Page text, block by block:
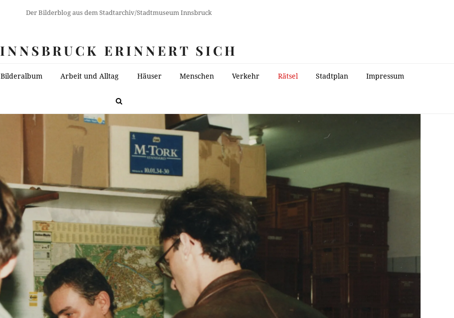
Der Bilderblog aus dem Stadtarchiv/Stadtmuseum Innsbruck
INNSBRUCK ERINNERT SICH
Bilderalbum Arbeit und Alltag Häuser Menschen Verkehr Rätsel Stadtplan Impressum